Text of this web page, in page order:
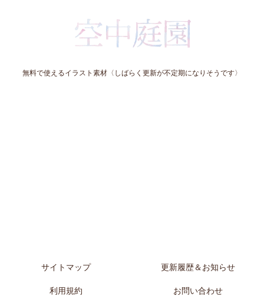
無料で使えるイラスト素材〈しばらく更新が不定期になりそうです〉
サイトマップ 更新履歴＆お知らせ
利用規約 お問い合わせ